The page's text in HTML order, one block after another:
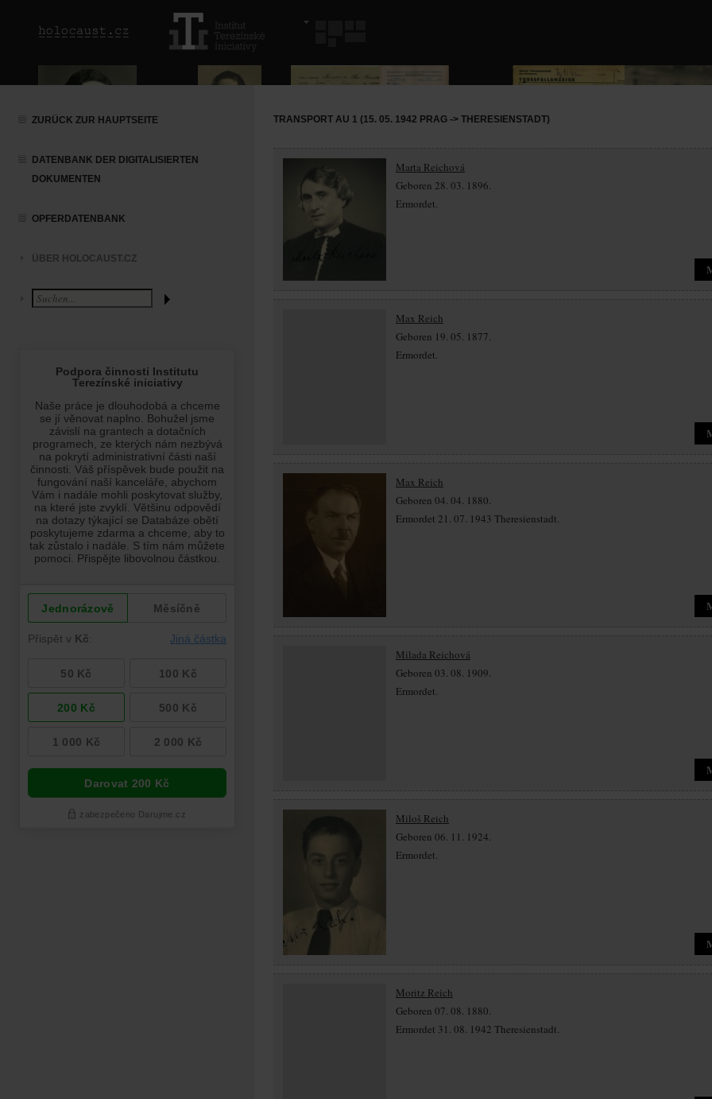
ZURÜCK ZUR HAUPTSEITE
DATENBANK DER DIGITALISIERTEN
DOKUMENTEN
OPFERDATENBANK
ÜBER HOLOCAUST.CZ
TRANSPORT AU 1 (15. 05. 1942 PRAG -> THERESIENSTADT)
Marta Reichová
Geboren 28. 03. 1896.
Ermordet.
Max Reich
Geboren 19. 05. 1877.
Ermordet.
Max Reich
Geboren 04. 04. 1880.
Ermordet 21. 07. 1943 Theresienstadt.
Milada Reichová
Geboren 03. 08. 1909.
Ermordet.
Miloš Reich
Geboren 06. 11. 1924.
Ermordet.
Moritz Reich
Geboren 07. 08. 1880.
Ermordet 31. 08. 1942 Theresienstadt.